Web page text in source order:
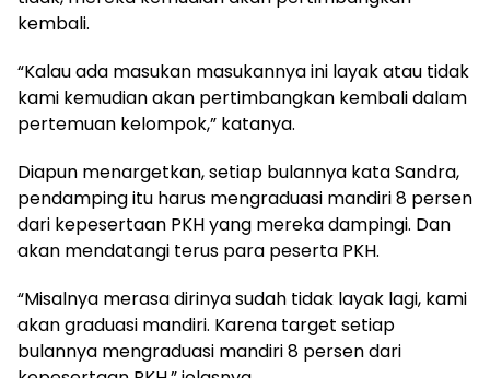
kembali.
“Kalau ada masukan masukannya ini layak atau tidak
kami kemudian akan pertimbangkan kembali dalam
pertemuan kelompok,” katanya.
Diapun menargetkan, setiap bulannya kata Sandra,
pendamping itu harus mengraduasi mandiri 8 persen
dari kepesertaan PKH yang mereka dampingi. Dan
akan mendatangi terus para peserta PKH.
“Misalnya merasa dirinya sudah tidak layak lagi, kami
akan graduasi mandiri. Karena target setiap
bulannya mengraduasi mandiri 8 persen dari